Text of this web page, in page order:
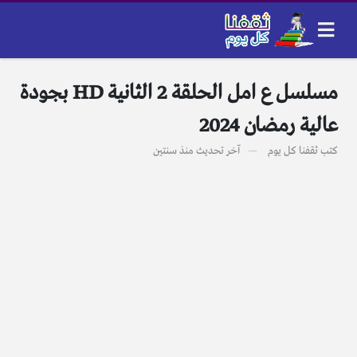
مسلسل ع امل الحلقة 2 الثانية HD بجودة
عالية رمضان 2024
كتبثقفنا كل يوم آخر تحديث منذ سنتين